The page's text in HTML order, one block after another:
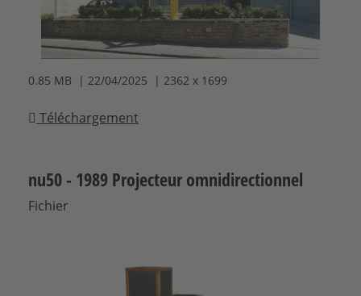
0.85 MB | 22/04/2025 | 2362 x 1699
Téléchargement
nu50 - 1989 Projecteur omnidirectionnel
Fichier